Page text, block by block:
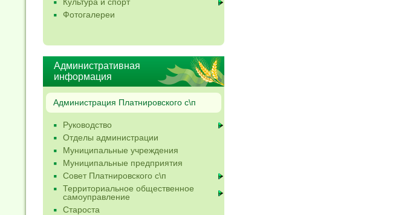
Фотогалереи
Административная
информация
Администрация Платнировского с\п
Руководство
Отделы администрации
Муниципальные учреждения
Муниципальные предприятия
Совет Платнировского с\п
Территориальное общественное
самоуправление
Староста